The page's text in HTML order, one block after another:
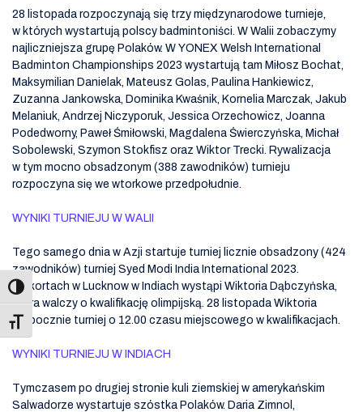
Toggle Font size
28 listopada rozpoczynają się trzy międzynarodowe turnieje,
w których wystartują polscy badmintoniści. W Walii zobaczymy
najliczniejsza grupę Polaków. W YONEX Welsh International
Badminton Championships 2023 wystartują tam Miłosz Bochat,
Maksymilian Danielak, Mateusz Golas, Paulina Hankiewicz,
Zuzanna Jankowska, Dominika Kwaśnik, Kornelia Marczak, Jakub
Melaniuk, Andrzej Niczyporuk, Jessica Orzechowicz, Joanna
Podedworny, Paweł Śmiłowski, Magdalena Świerczyńska, Michał
Sobolewski, Szymon Stokfisz oraz Wiktor Trecki. Rywalizacja
w tym mocno obsadzonym (388 zawodników) turnieju
rozpoczyna się we wtorkowe przedpołudnie.
WYNIKI TURNIEJU W WALII
Tego samego dnia w Azji startuje turniej licznie obsadzony (424
zawodników) turniej Syed Modi India International 2023.
Na kortach w Lucknow w Indiach wystąpi Wiktoria Dąbczyńska,
która walczy o kwalifikację olimpijską. 28 listopada Wiktoria
rozpocznie turniej o 12.00 czasu miejscowego w kwalifikacjach.
WYNIKI TURNIEJU W INDIACH
Tymczasem po drugiej stronie kuli ziemskiej w amerykańskim
Salwadorze wystartuje szóstka Polaków. Daria Zimnol,